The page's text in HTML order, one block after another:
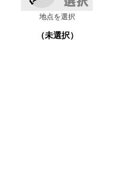
地点を選択
（未選択）